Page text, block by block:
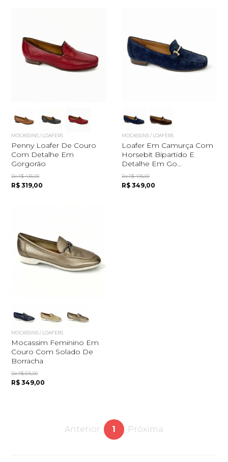
MOCASSINS / LOAFERS
Penny Loafer De Couro
Com Detalhe Em
Gorgorão
De R$ 435,00
R$ 319,00
MOCASSINS / LOAFERS
Loafer Em Camurça Com
Horsebit Bipartido E
Detalhe Em Go...
De R$ 495,00
R$ 349,00
MOCASSINS / LOAFERS
Mocassim Feminino Em
Couro Com Solado De
Borracha
De R$ 615,00
R$ 349,00
Anterior 1 Próxima